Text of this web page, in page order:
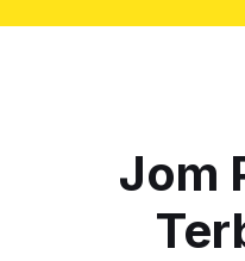
Jom